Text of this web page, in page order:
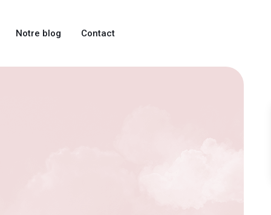
Notre blog Contact